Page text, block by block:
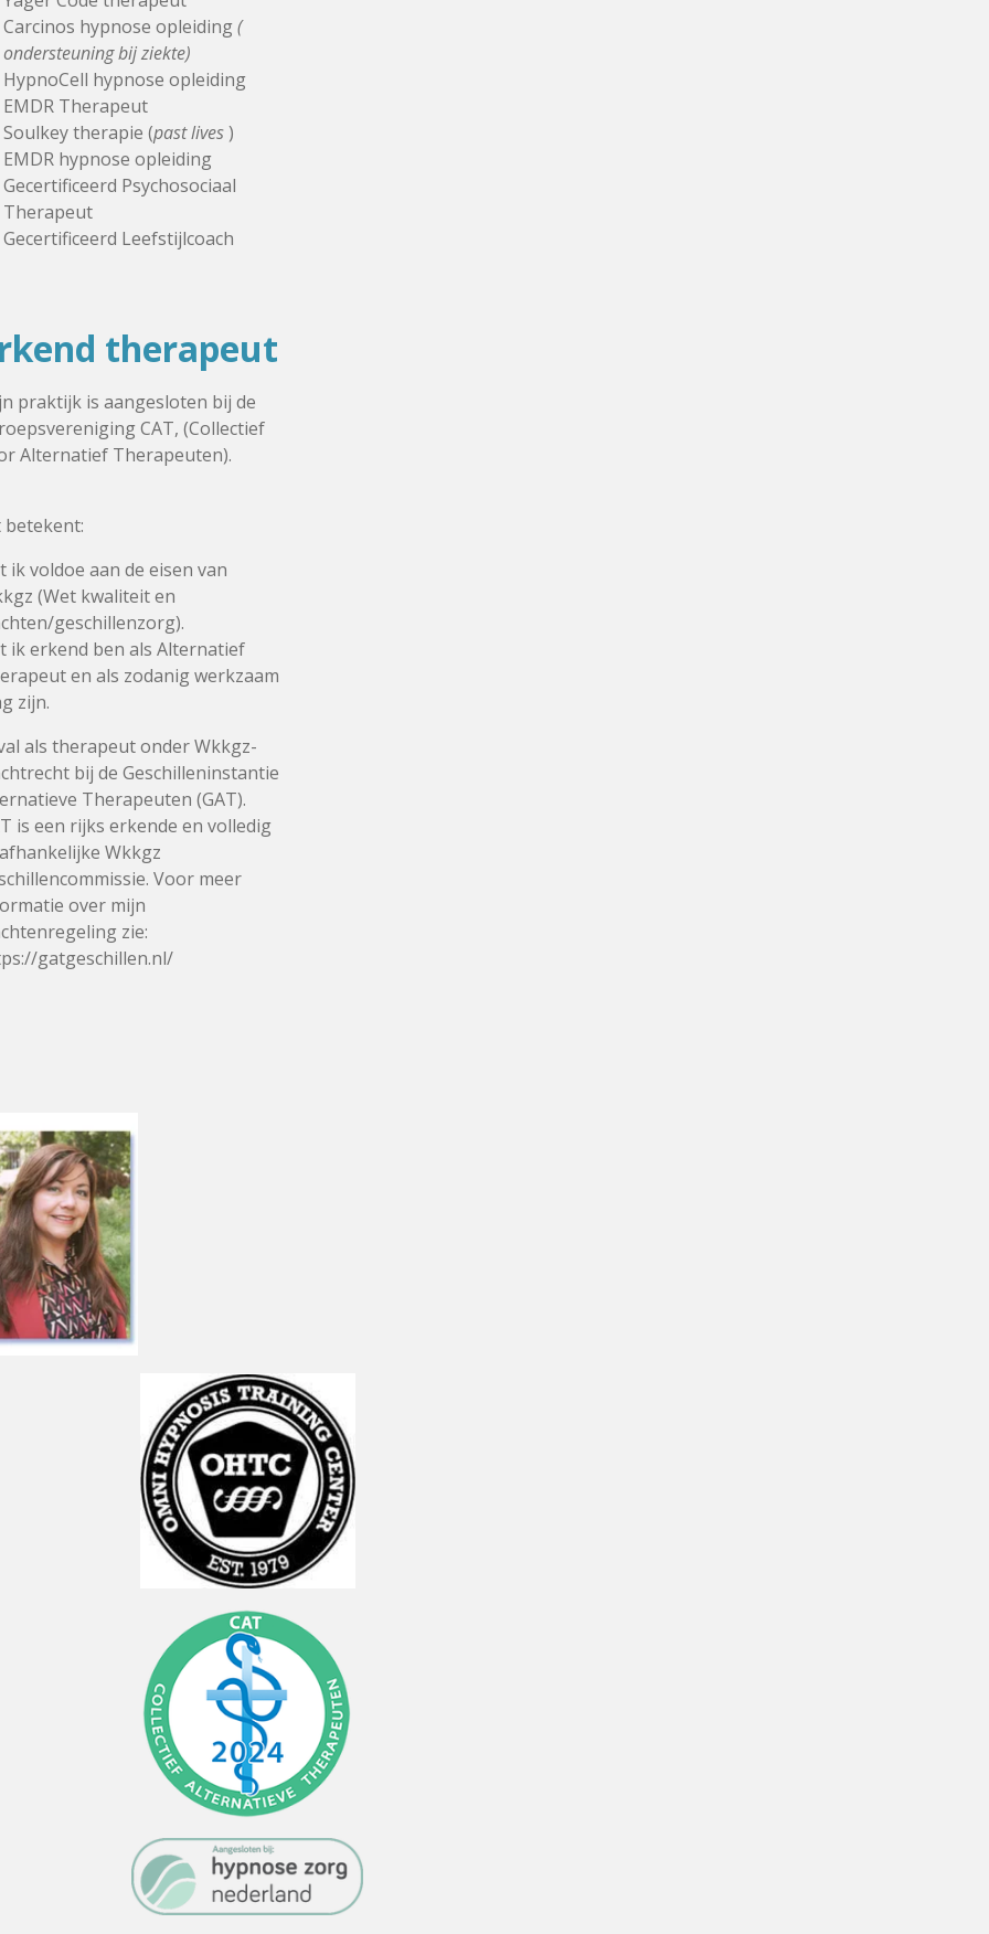
Carcinos hypnose opleiding(
ondersteuning bij ziekte)
HypnoCell hypnose opleiding
EMDR Therapeut
Soulkey therapie (past lives)
EMDR hypnose opleiding
Gecertificeerd Psychosociaal
Therapeut
Gecertificeerd Leefstijlcoach
therapeut
praktijk is aangesloten bij de
CAT, (Collectief
Alternatief Therapeuten).
betekent:
ik voldoe aan de eisen van
(Wet kwaliteit en
geschillenzorg).
ik erkend ben als Alternatief
en als zodanig werkzaam
zijn.
als therapeut onder Wkkgz-
bij de Geschilleninstantie
Therapeuten (GAT).
is een rijks erkende en volledig
Wkkgz
Voor meer
over mijn
zie:
gatgeschillen.nl/